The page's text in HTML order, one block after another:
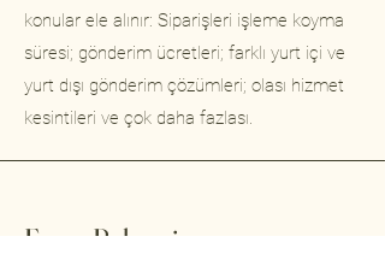
konular ele alınır: Siparişleri işleme koyma
süresi; gönderim ücretleri; farklı yurt içi ve
yurt dışı gönderim çözümleri; olası hizmet
kesintileri ve çok daha fazlası.
Faura Bahçesine